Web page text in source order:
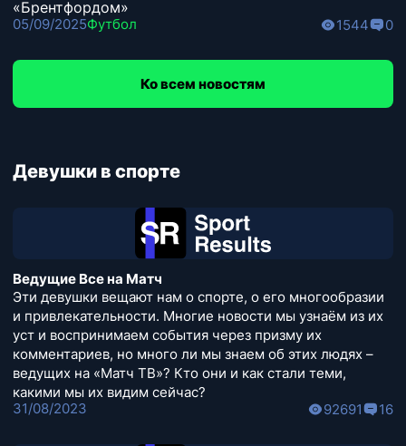
«Брентфордом»
05/09/2025Футбол 1544 0
Ко всем новостям
Девушки в спорте
Ведущие Все на Матч
Эти девушки вещают нам о спорте, о его многообразии
и привлекательности. Многие новости мы узнаём из их
уст и воспринимаем события через призму их
комментариев, но много ли мы знаем об этих людях –
ведущих на «Матч ТВ»? Кто они и как стали теми,
какими мы их видим сейчас?
31/08/2023
92691 16